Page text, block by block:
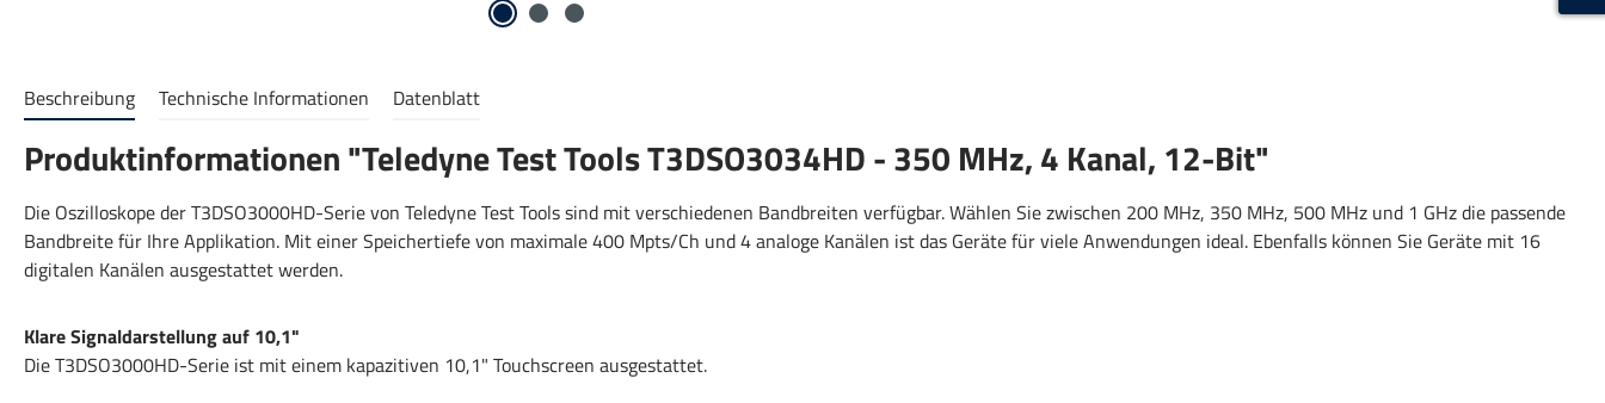
Beschreibung Technische Informationen Datenblatt
Produktinformationen "Teledyne Test Tools T3DSO3034HD - 350 MHz, 4 Kanal, 12-Bit"
Die Oszilloskope der T3DSO3000HD-Serie von Teledyne Test Tools sind mit verschiedenen Bandbreiten verfügbar. Wählen Sie zwischen 200 MHz, 350 MHz, 500 MHz und 1 GHz die passende
Bandbreite für Ihre Applikation. Mit einer Speichertiefe von maximale 400 Mpts/Ch und 4 analoge Kanälen ist das Geräte für viele Anwendungen ideal. Ebenfalls können Sie Geräte mit 16
digitalen Kanälen ausgestattet werden.
Klare Signaldarstellung auf 10,1"
Die T3DSO3000HD-Serie ist mit einem kapazitiven 10,1" Touchscreen ausgestattet.